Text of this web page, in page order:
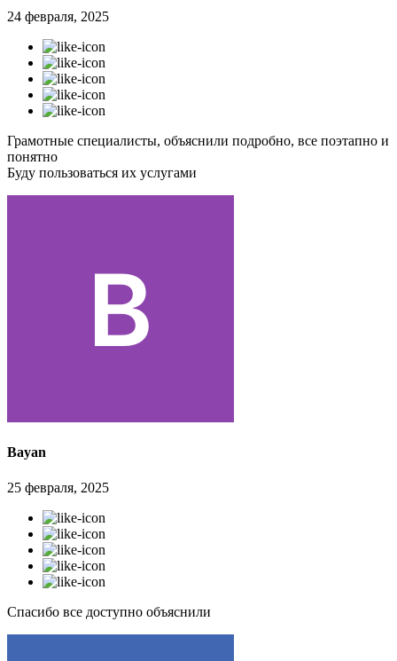
24 февраля, 2025
Грамотные специалисты, объяснили подробно, все поэтапно и
понятно
Буду пользоваться их услугами
Bayan
25 февраля, 2025
Спасибо все доступно объяснили